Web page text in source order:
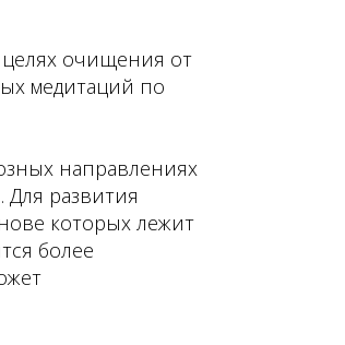
целях очищения от
медитаций по
направлениях
Для развития
которых лежит
более